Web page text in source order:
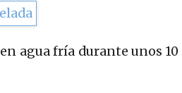
agua fría durante unos 10